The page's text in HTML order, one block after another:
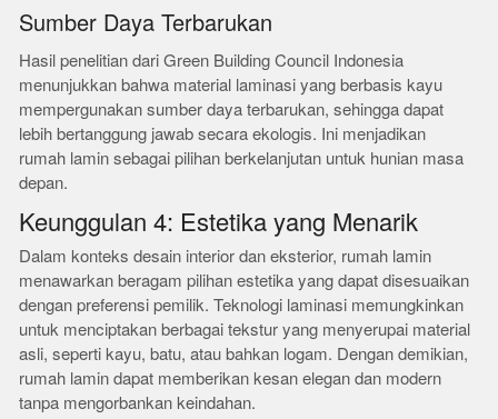
Sumber Daya Terbarukan
Hasil penelitian dari Green Building Council Indonesia
menunjukkan bahwa material laminasi yang berbasis kayu
mempergunakan sumber daya terbarukan, sehingga dapat
lebih bertanggung jawab secara ekologis. Ini menjadikan
rumah lamin sebagai pilihan berkelanjutan untuk hunian masa
depan.
Keunggulan 4: Estetika yang Menarik
Dalam konteks desain interior dan eksterior, rumah lamin
menawarkan beragam pilihan estetika yang dapat disesuaikan
dengan preferensi pemilik. Teknologi laminasi memungkinkan
untuk menciptakan berbagai tekstur yang menyerupai material
asli, seperti kayu, batu, atau bahkan logam. Dengan demikian,
rumah lamin dapat memberikan kesan elegan dan modern
tanpa mengorbankan keindahan.